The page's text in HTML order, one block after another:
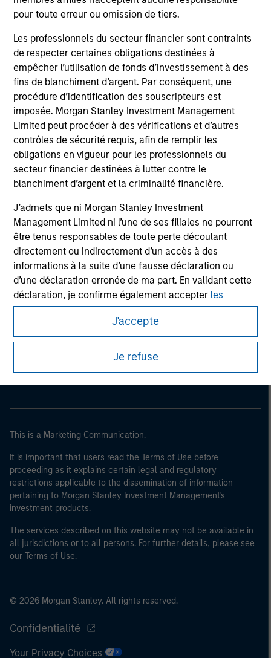
pour toute erreur ou omission de tiers.
Les professionnels du secteur financier sont contraints
de respecter certaines obligations destinées à
empêcher l’utilisation de fonds d’investissement à des
fins de blanchiment d’argent. Par conséquent, une
procédure d’identification des souscripteurs est
imposée. Morgan Stanley Investment Management
Limited peut procéder à des vérifications et d’autres
contrôles de sécurité requis, afin de remplir les
obligations en vigueur pour les professionnels du
secteur financier destinées à lutter contre le
blanchiment d’argent et la criminalité financière.
J’admets que ni Morgan Stanley Investment
Management Limited ni l’une de ses filiales ne pourront
être tenus responsables de toute perte découlant
directement ou indirectement d’un accès à des
informations à la suite d’une fausse déclaration ou
d’une déclaration erronée de ma part. En validant cette
déclaration, je confirme également accepter les
Conditions d’utilisation, que j’ai lues et comprises. Si la
déclaration ci-dessus est correcte, merci de cliquer sur
« J’accepte » ci-dessous pour continuer. Dans le cas
contraire, merci de cliquer sur « Je refuse » pour revenir
J'accepte
Je refuse
The information on this page is for informational
purposes only. The information contained herein does
offering of advisory services or an offer to sell or a
solicitation of an offer to buy any securities in any
jurisdiction in which such offer or solicitation,
purchase or sale would be unlawful under the
securities, insurance or other laws of such jurisdiction.
All investing involves risks, including a loss of principal.
Please refer to the strategy detail page for important
information on the strategy, including additional risk
considerations.
Morgan Stanley Careers
This is a Marketing Communication.
It is important that users read the Terms of Use before
proceeding as it explains certain legal and regulatory
restrictions applicable to the dissemination of information
pertaining to Morgan Stanley Investment Management's
investment products.
The services described on this website may not be available in
all jurisdictions or to all persons. For further details, please see
our Terms of Use.
© 2026 Morgan Stanley. All rights reserved.
Confidentialité
Your Privacy Choices